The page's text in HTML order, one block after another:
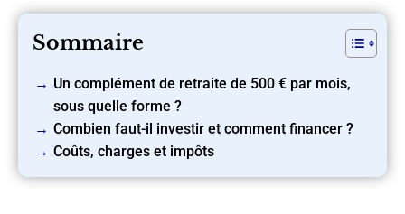
Sommaire
Un complément de retraite de 500 € par mois,
sous quelle forme ?
Combien faut-il investir et comment financer ?
Coûts, charges et impôts